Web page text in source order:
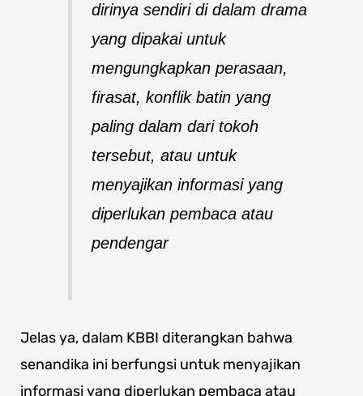
dirinya sendiri di dalam drama
yang dipakai untuk
mengungkapkan perasaan,
firasat, konflik batin yang
paling dalam dari tokoh
tersebut, atau untuk
menyajikan informasi yang
diperlukan pembaca atau
pendengar
Jelas ya, dalam KBBI diterangkan bahwa
senandika ini berfungsi untuk menyajikan
informasi yang diperlukan pembaca atau